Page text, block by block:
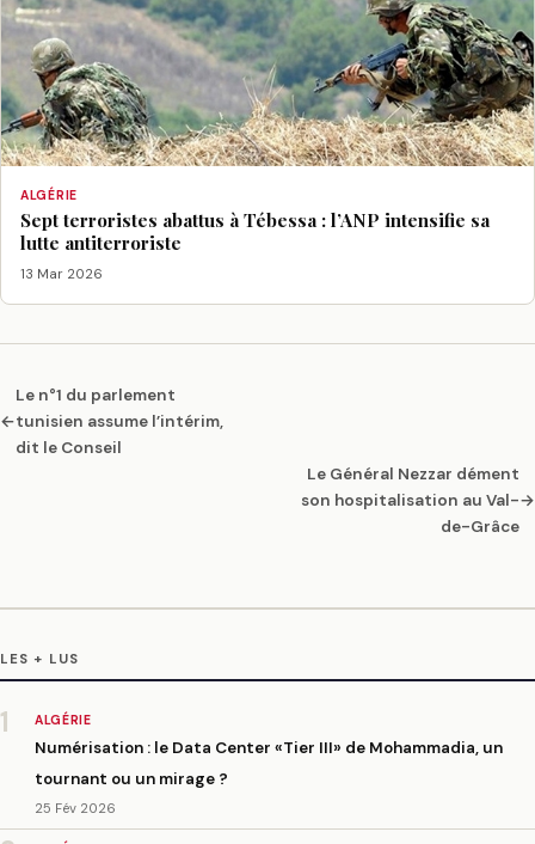
ALGÉRIE
Sept terroristes abattus à Tébessa : l’ANP intensifie sa
lutte antiterroriste
13 Mar 2026
←
Le n°1 du parlement
tunisien assume l’intérim,
dit le Conseil
Le Général Nezzar dément
son hospitalisation au Val-
de-Grâce
→
LES + LUS
1 ALGÉRIE
Numérisation : le Data Center «Tier III» de Mohammadia, un
tournant ou un mirage ?
25 Fév 2026